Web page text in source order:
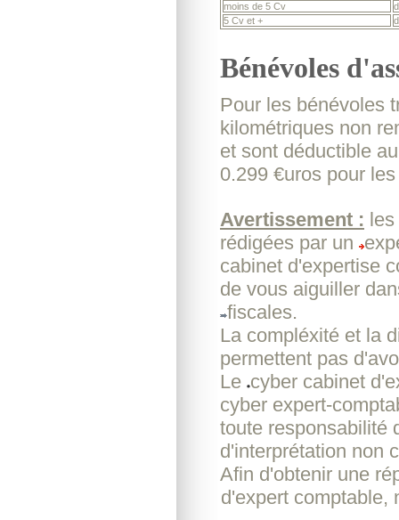
moins de 5 Cv
5 Cv et +
Bénévoles
Pour les bénévoles
kilométriques non
et sont déductible
0.299 €uros pour
Avertissement :
rédigées par un
cabinet d'expertise
de vous aiguiller
fiscales.
La compléxité et la
permettent pas
Le cyber cabinet
cyber expert-
toute responsabilité
d'interprétation non
Afin d'obtenir une
d'expert comptable,